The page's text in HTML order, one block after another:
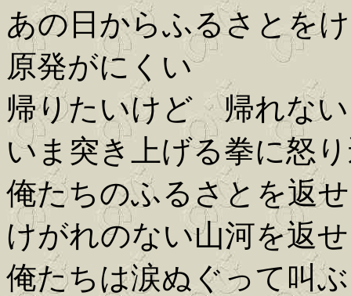
あの日からふるさとを
原発がにくい
帰りたいけど 帰れない
いま突き上げる拳に怒
俺たちのふるさとを返
けがれのない山河を返
俺たちは涙ぬぐって叫ぶ